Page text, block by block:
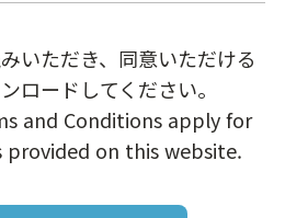
いただき、同意いただける
ロードしてください。
and Conditions apply for
provided on this website.